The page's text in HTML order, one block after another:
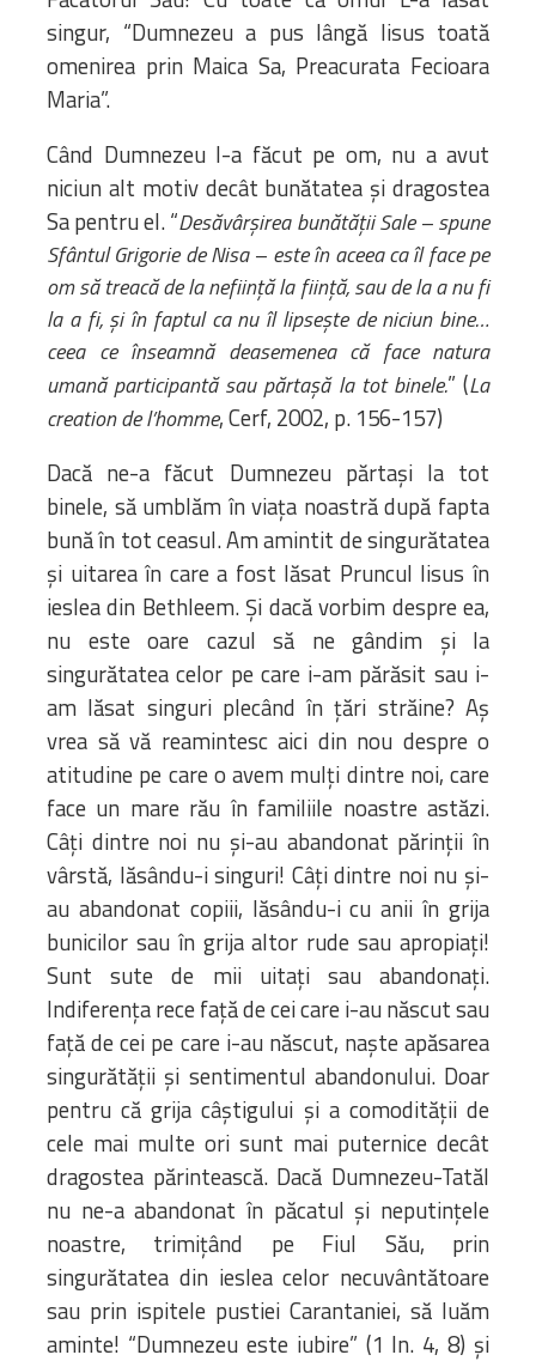
singur, “Dumnezeu a pus lângă Iisus toată
omenirea prin Maica Sa, Preacurata Fecioara
Maria”.
Când Dumnezeu l-a făcut pe om, nu a avut
niciun alt motiv decât bunătatea și dragostea
Sa pentru el. “Desăvârșirea bunătății Sale – spune
Sfântul Grigorie de Nisa – este în aceea ca îl face pe
om să treacă de la neființă la ființă, sau de la a nu fi
la a fi, și în faptul ca nu îl lipsește de niciun bine…
ceea ce înseamnă deasemenea că face natura
umană participantă sau părtașă la tot binele.” (La
creation de l’homme, Cerf, 2002, p. 156-157)
Dacă ne-a făcut Dumnezeu părtași la tot
binele, să umblăm în viața noastră după fapta
bună în tot ceasul. Am amintit de singurătatea
și uitarea în care a fost lăsat Pruncul Iisus în
ieslea din Bethleem. Și dacă vorbim despre ea,
nu este oare cazul să ne gândim și la
singurătatea celor pe care i-am părăsit sau i-
am lăsat singuri plecând în țări străine? Aș
vrea să vă reamintesc aici din nou despre o
atitudine pe care o avem mulți dintre noi, care
face un mare rău în familiile noastre astăzi.
Câți dintre noi nu și-au abandonat părinții în
vârstă, lăsându-i singuri! Câți dintre noi nu și-
au abandonat copiii, lăsându-i cu anii în grija
bunicilor sau în grija altor rude sau apropiați!
Sunt sute de mii uitați sau abandonați.
Indiferența rece față de cei care i-au născut sau
față de cei pe care i-au născut, naște apăsarea
singurătății și sentimentul abandonului. Doar
pentru că grija câștigului și a comodității de
cele mai multe ori sunt mai puternice decât
dragostea părintească. Dacă Dumnezeu-Tatăl
nu ne-a abandonat în păcatul și neputințele
noastre, trimițând pe Fiul Său, prin
singurătatea din ieslea celor necuvântătoare
sau prin ispitele pustiei Carantaniei, să luăm
aminte! “Dumnezeu este iubire” (1 In. 4, 8) și